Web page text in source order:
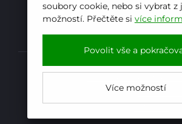
soubory cookie, nebo si vybrat z
možností. Přečtěte si více
Povolit vše a
Více možností
E-mail WhatsApp
Powered byiCARD:CMS